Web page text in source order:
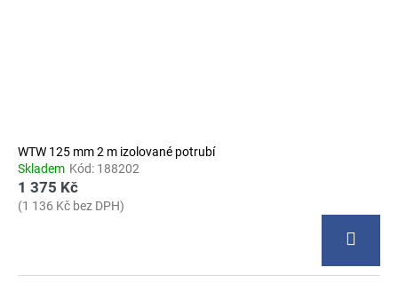
WTW 125 mm 2 m izolované potrubí
Skladem Kód: 188202
1 375 Kč
(1 136 Kč bez DPH)